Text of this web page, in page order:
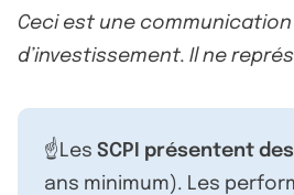
Ceci est une
d’investissement. Il ne
☝️Les SCPI présentent
ans minimum). Les